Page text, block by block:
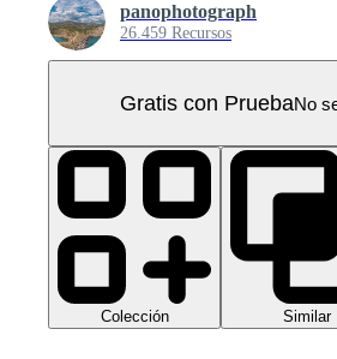
panophotograph
26.459 Recursos
Gratis con PruebaNo
Colección Similar